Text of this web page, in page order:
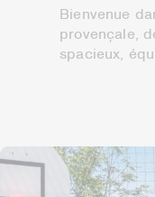
Bienvenue
provençale,
spacieux,